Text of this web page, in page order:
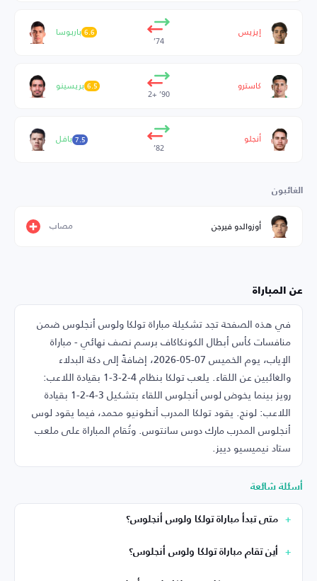
إيزيس
74’
باربوسا 6.6
كاسترو
90’ +2
بريسينو 6.5
أنجلو
82’
بافل 7.5
الغائبون
أوزوالدو فيرجن مصاب
عن المباراة
في هذه الصفحة تجد تشكيلة مباراة تولكا ولوس أنجلوس ضمن
منافسات كأس أبطال الكونكاكاف برسم نصف نهائي - مباراة
الإياب، يوم الخميس 07-05-2026، إضافةً إلى دكة البدلاء
والغائبين عن اللقاء. يلعب تولكا بنظام 4-2-3-1 بقيادة اللاعب:
رويز بينما يخوض لوس أنجلوس اللقاء بتشكيل 3-4-2-1 بقيادة
اللاعب: لونج. يقود تولكا المدرب أنطونيو محمد، فيما يقود لوس
أنجلوس المدرب مارك دوس سانتوس. وتُقام المباراة على ملعب
ستاد نيميسيو دييز.
أسئلة شائعة
متى تبدأ مباراة تولكا ولوس أنجلوس؟
أين تقام مباراة تولكا ولوس أنجلوس؟